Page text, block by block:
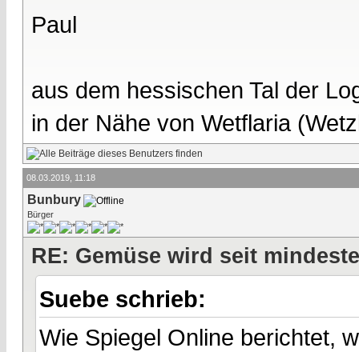
Paul
aus dem hessischen Tal der
in der Nähe von Wetflaria
08.03.2019, 11:18
Bunbury
Bürger
RE: Gemüse wird seit
Suebe schrieb:
Wie Spiegel Online berichtet,